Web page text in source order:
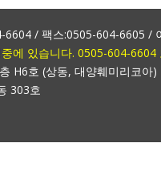
6604 / 팩스:0505-604-6605 /
에 있습니다. 0505-604-
H6호 (상동, 대양훼미리코아)
303호